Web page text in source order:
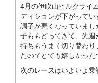
4月の伊吹山ヒルクライ
ディションが下がって
調子が悪くなっていま
子ももどってきて、先
持ちもうまく切り替わ
たのでとても嬉しかった
次のレースはいよいよ乗